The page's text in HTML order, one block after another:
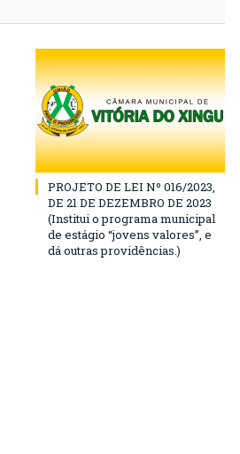
PROJETO DE LEI Nº 016/2023,
DE 21 DE DEZEMBRO DE 2023
(Institui o programa municipal
de estágio “jovens valores”, e
dá outras providências.)